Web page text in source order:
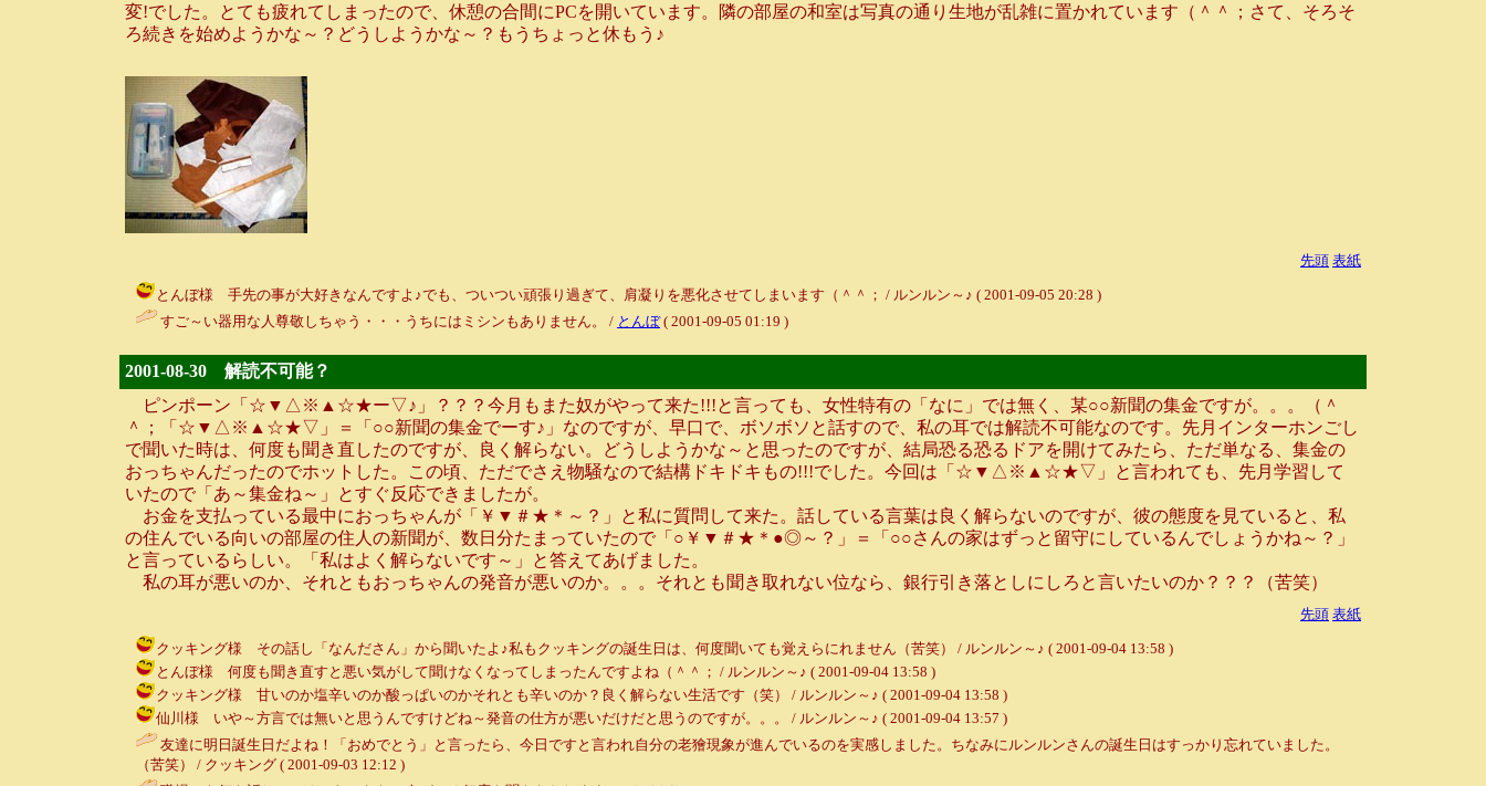
変!でした。とても疲れてしまったので、休憩の合間にPCを開いています。隣の部屋の和室は写真の通り生地が乱雑に置かれています（＾＾；さて、そろそ
ろ続きを始めようかな～？どうしようかな～？もうちょっと休もう♪
先頭 表紙
とんぼ様 手先の事が大好きなんですよ♪でも、ついつい頑張り過ぎて、肩凝りを悪化させてしまいます（＾＾； / ルンルン～♪ ( 2001-09-05 20:28 )
すご～い器用な人尊敬しちゃう・・・うちにはミシンもありません。 / とんぼ( 2001-09-05 01:19 )
2001-08-30 解読不可能？
ピンポーン「☆▼△※▲☆★ー▽♪」？？？今月もまた奴がやって来た!!!と言っても、女性特有の「なに」では無く、某○○新聞の集金ですが。。。（＾
＾；「☆▼△※▲☆★▽」＝「○○新聞の集金でーす♪」なのですが、早口で、ボソボソと話すので、私の耳では解読不可能なのです。先月インターホンごし
で聞いた時は、何度も聞き直したのですが、良く解らない。どうしようかな～と思ったのですが、結局恐る恐るドアを開けてみたら、ただ単なる、集金の
おっちゃんだったのでホットした。この頃、ただでさえ物騒なので結構ドキドキもの!!!でした。今回は「☆▼△※▲☆★▽」と言われても、先月学習して
いたので「あ～集金ね～」とすぐ反応できましたが。
お金を支払っている最中におっちゃんが「￥▼＃★＊～？」と私に質問して来た。話している言葉は良く解らないのですが、彼の態度を見ていると、私
の住んでいる向いの部屋の住人の新聞が、数日分たまっていたので「○￥▼＃★＊●◎～？」＝「○○さんの家はずっと留守にしているんでしょうかね～？」
と言っているらしい。「私はよく解らないです～」と答えてあげました。
私の耳が悪いのか、それともおっちゃんの発音が悪いのか。。。それとも聞き取れない位なら、銀行引き落としにしろと言いたいのか？？？（苦笑）
先頭 表紙
クッキング様 その話し「なんださん」から聞いたよ♪私もクッキングの誕生日は、何度聞いても覚えらにれません（苦笑） / ルンルン～♪ ( 2001-09-04 13:58 )
とんぼ様 何度も聞き直すと悪い気がして聞けなくなってしまったんですよね（＾＾； / ルンルン～♪ ( 2001-09-04 13:58 )
クッキング様 甘いのか塩辛いのか酸っぱいのかそれとも辛いのか？良く解らない生活です（笑） / ルンルン～♪ ( 2001-09-04 13:58 )
仙川様 いや～方言では無いと思うんですけどね～発音の仕方が悪いだけだと思うのですが。。。 / ルンルン～♪ ( 2001-09-04 13:57 )
友達に明日誕生日だよね！「おめでとう」と言ったら、今日ですと言われ自分の老獪現象が進んでいるのを実感しました。ちなみにルンルンさんの誕生日はすっかり忘れていました。
（苦笑） / クッキング ( 2001-09-03 12:12 )